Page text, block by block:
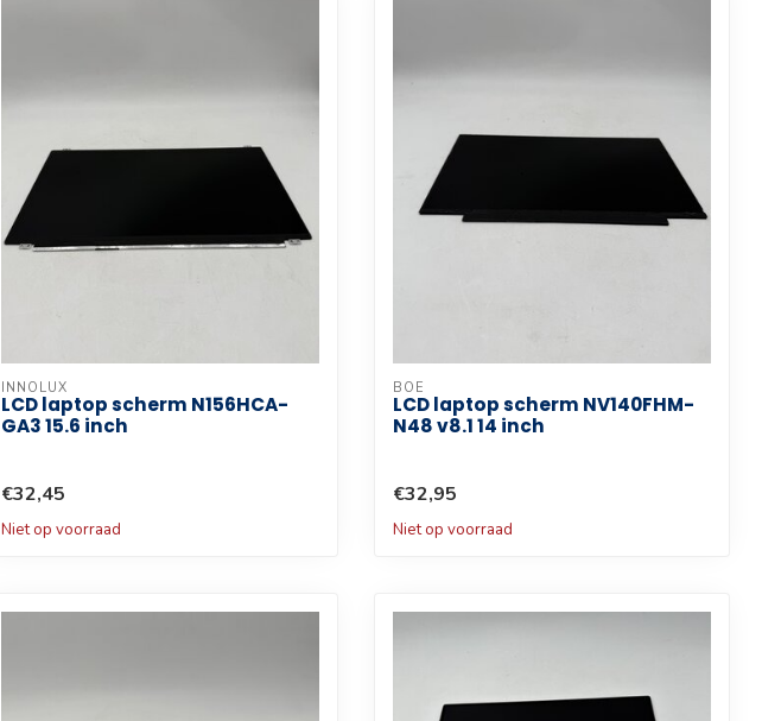
INNOLUX
LCD laptop scherm N156HCA-
GA3 15.6 inch
€32,45
Niet op voorraad
BOE
LCD laptop scherm NV140FHM-
N48 v8.1 14 inch
€32,95
Niet op voorraad